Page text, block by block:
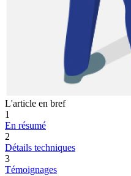
L'article en bref
1
En résumé
2
Détails techniques
3
Témoignages